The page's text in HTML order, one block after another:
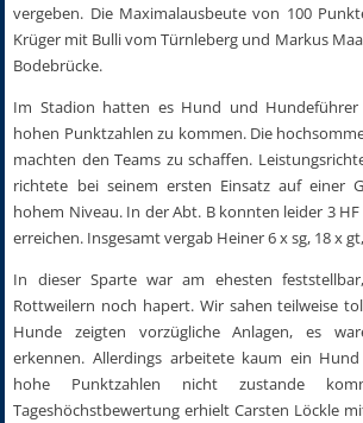
vergeben. Die Maximalausbeute von 100
Krüger mit Bulli vom Türnleberg und Markus
Bodebrücke.
Im Stadion hatten es Hund und Hundeführer
hohen Punktzahlen zu kommen. Die
machten den Teams zu schaffen.
richtete bei seinem ersten Einsatz auf einer
hohem Niveau. In der Abt. B konnten leider 3
erreichen. Insgesamt vergab Heiner 6 x sg, 18 x
In dieser Sparte war am ehesten
Rottweilern noch hapert. Wir sahen teilweise
Hunde zeigten vorzügliche Anlagen, es
erkennen. Allerdings arbeitete kaum ein
hohe Punktzahlen nicht zustande
Tageshöchstbewertung erhielt Carsten Löckle